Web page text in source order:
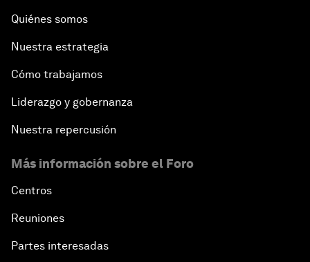
Quiénes somos
Nuestra estrategia
Cómo trabajamos
Liderazgo y gobernanza
Nuestra repercusión
Más información sobre el Foro
Centros
Reuniones
Partes interesadas